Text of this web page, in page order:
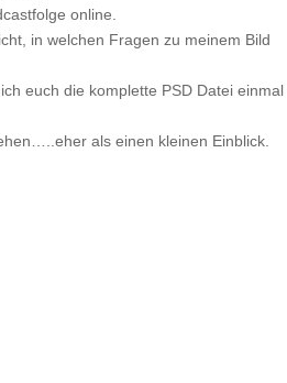
online.
in welchen Fragen zu meinem Bild
euch die komplette PSD Datei einmal
als einen kleinen Einblick.